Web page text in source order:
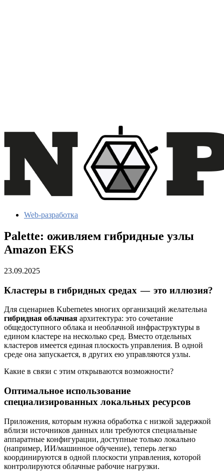
Web-разработка
Palette: оживляем гибридные узлы
Amazon EKS
23.09.2025
Кластеры в гибридных средах — это иллюзия?
Для сценариев Kubernetes многих организаций желательна
гибридная облачная архитектура: это сочетание
общедоступного облака и необлачной инфраструктуры в
едином кластере на несколько сред. Вместо отдельных
кластеров имеется единая плоскость управления. В одной
среде она запускается, в других ею управляются узлы.
Какие в связи с этим открываются возможности?
Оптимальное использование
специализированных локальных ресурсов
Приложения, которым нужна обработка с низкой задержкой
вблизи источников данных или требуются специальные
аппаратные конфигурации, доступные только локально
(например, ИИ/машинное обучение), теперь легко
координируются в одной плоскости управления, которой
контролируются облачные рабочие нагрузки.